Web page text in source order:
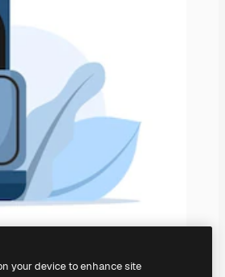
your device to enhance site